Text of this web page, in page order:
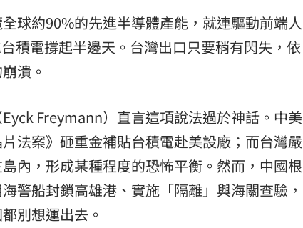
球約90%的先進半導體產能，就連驅動前端人
積電撐起半邊天。台灣出口只要稍有閃失，依
潰。
Freymann）直言這項說法過於神話。中美
法案》砸重金補貼台積電赴美設廠；而台灣嚴
內，形成某種程度的恐怖平衡。然而，中國根
警船封鎖高雄港、實施「隔離」與海關查驗，
別想運出去。